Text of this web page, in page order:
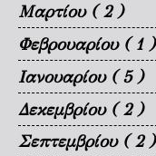
Μαρτίου ( 2 )
Φεβρουαρίου ( 1 )
Ιανουαρίου ( 5 )
Δεκεμβρίου ( 2 )
Σεπτεμβρίου ( 2 )